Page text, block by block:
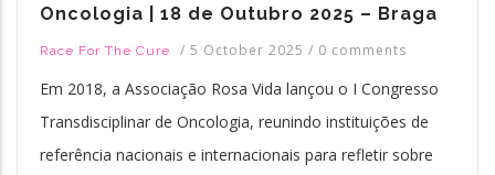
Oncologia | 18 de Outubro 2025 – Braga
Race For The Cure / 5 October 2025 / 0 comments
Em 2018, a Associação Rosa Vida lançou o I Congresso
Transdisciplinar de Oncologia, reunindo instituições de
referência nacionais e internacionais para refletir sobre